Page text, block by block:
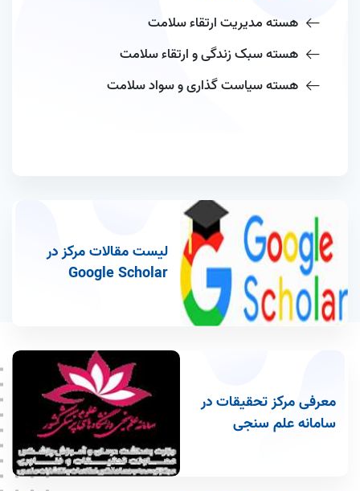
هسته مدیریت ارتقاء سلامت
هسته سبک زندگی و ارتقاء سلامت
هسته سیاست گذاری و سواد سلامت
لیست مقالات مرکز در
Google Scholar
معرفی مرکز تحقیقات در
سامانه علم سنجی